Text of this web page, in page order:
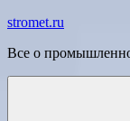
Перейти
содержимому
stromet.ru
Все о